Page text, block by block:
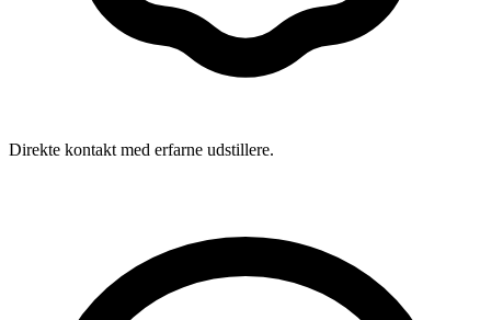
Direkte kontakt med erfarne udstillere.